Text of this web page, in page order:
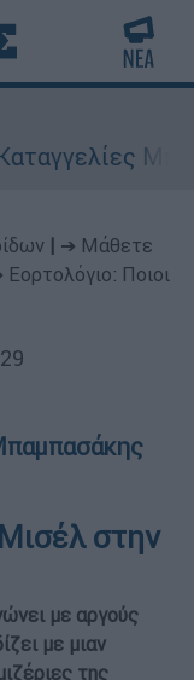
➔ Μάθετε
Εορτολόγιο: Ποιοι
στην
µε αργούς
µε µιαν
της